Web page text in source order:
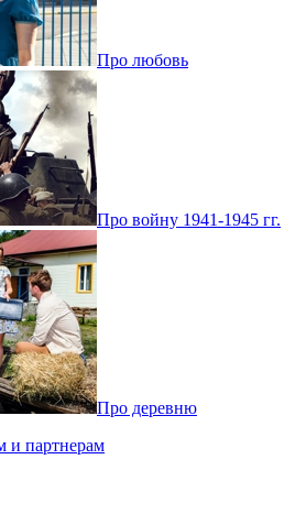
Про любовь
Про войну 1941-1945 гг.
Про деревню
и партнерам